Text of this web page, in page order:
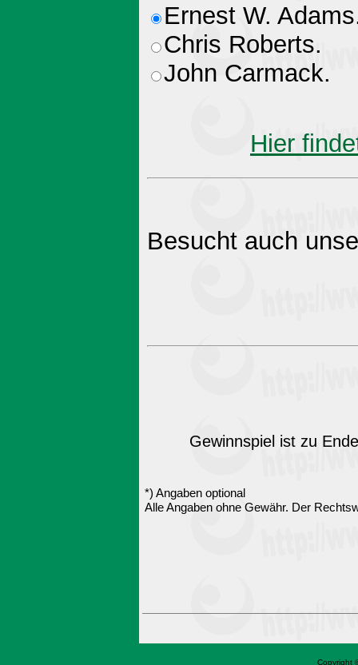
Ernest W.
Chris Roberts.
John Carmack.
Hier
Besucht auch
Gewinnspiel ist zu
*) Angaben optional
Alle Angaben ohne Gewähr. Der
Copyright